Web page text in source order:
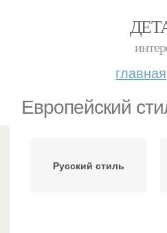
главная
Европейский
Русский стиль